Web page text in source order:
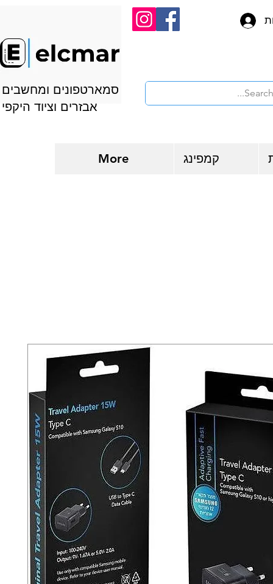
סמארטפונים ומחשבים
אבזרים וציוד היקפי
קמפינג More